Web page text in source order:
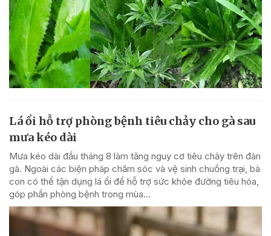
Lá ổi hỗ trợ phòng bệnh tiêu chảy cho gà sau
mưa kéo dài
Mưa kéo dài đầu tháng 8 làm tăng nguy cơ tiêu chảy trên đàn
gà. Ngoài các biện pháp chăm sóc và vệ sinh chuồng trại, bà
con có thể tận dụng lá ổi để hỗ trợ sức khỏe đường tiêu hóa,
góp phần phòng bệnh trong mùa...